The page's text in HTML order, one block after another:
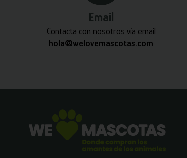
Email
Contacta con nosotros vía email
hola@welovemascotas.com